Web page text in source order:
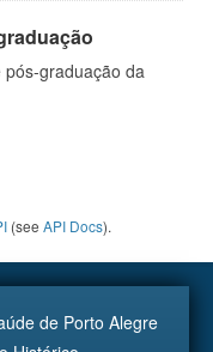
graduação da
(see API Docs).
de Porto Alegre